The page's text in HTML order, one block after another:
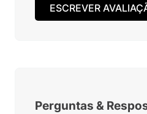
ESCREVER
Perguntas &